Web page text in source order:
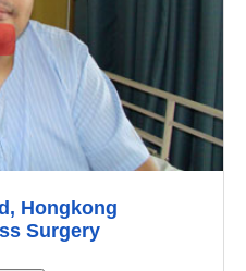
Hongkong
Surgery